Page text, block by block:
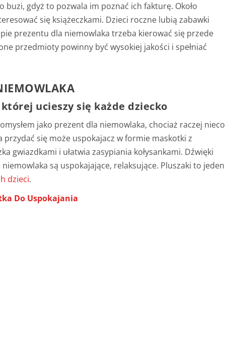
buzi, gdyż to pozwala im poznać ich fakturę. Około
się książeczkami. Dzieci roczne lubią zabawki
prezentu dla niemowlaka trzeba kierować się przede
przedmioty powinny być wysokiej jakości i spełniać
ucieszy się każde dziecko
jako prezent dla niemowlaka, chociaż raczej nieco
przydać się może uspokajacz w formie maskotki z
gwiazdkami i ułatwia zasypiania kołysankami. Dźwięki
są uspokajające, relaksujące. Pluszaki to jeden
dzieci.
Do Uspokajania